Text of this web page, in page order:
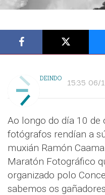
DEINDO 15:35 06/
Ao longo do día 10
fotógrafos rendían a
muxián Ramón
Maratón Fotográfico
organizado polo
sabemos os